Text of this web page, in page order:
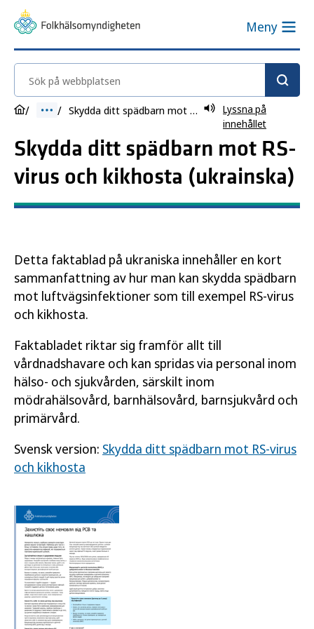
Meny
Sök på webbplatsen
Skydda ditt spädbarn mot RS-virus och kikhosta (ukrainska)
Lyssna på
innehållet
Skydda ditt spädbarn mot RS-
virus och kikhosta (ukrainska)
Detta faktablad på ukraniska innehåller en kort
sammanfattning av hur man kan skydda spädbarn
mot luftvägsinfektioner som till exempel RS-virus
och kikhosta.
Faktabladet riktar sig framför allt till
vårdnadshavare och kan spridas via personal inom
hälso- och sjukvården, särskilt inom
mödrahälsovård, barnhälsovård, barnsjukvård och
primärvård.
Svensk version: Skydda ditt spädbarn mot RS-virus
och kikhosta